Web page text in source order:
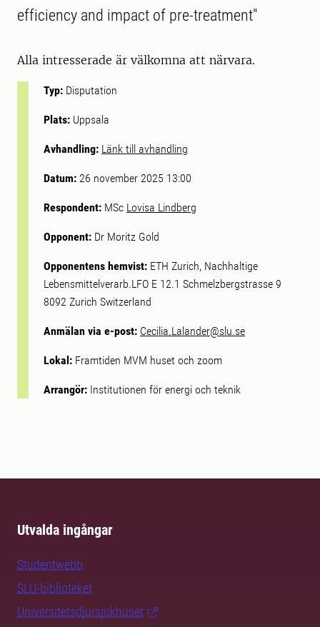
efficiency and impact of pre-treatment"
Alla intresserade är välkomna att närvara.
Typ: Disputation
Plats: Uppsala
Avhandling: Länk till avhandling
Datum: 26 november 2025 13:00
Respondent: MSc Lovisa Lindberg
Opponent: Dr Moritz Gold
Opponentens hemvist: ETH Zurich, Nachhaltige
Lebensmittelverarb.LFO E 12.1 Schmelzbergstrasse 9
8092 Zurich Switzerland
Anmälan via e-post: Cecilia.Lalander@slu.se
Lokal: Framtiden MVM huset och zoom
Arrangör: Institutionen för energi och teknik
Utvalda ingångar
Studentwebb
SLU-biblioteket
Universitetsdjursjukhuset